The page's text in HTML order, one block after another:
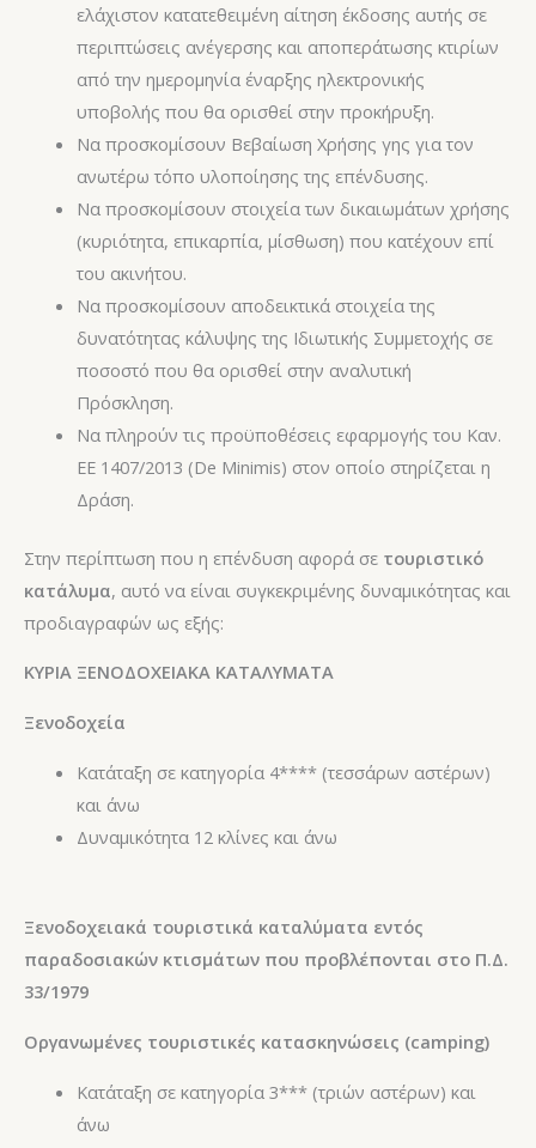
ελάχιστον κατατεθειμένη αίτηση έκδοσης αυτής σε
περιπτώσεις ανέγερσης και αποπεράτωσης κτιρίων
από την ημερομηνία έναρξης ηλεκτρονικής
υποβολής που θα ορισθεί στην προκήρυξη.
Να προσκομίσουν Βεβαίωση Χρήσης γης για τον
ανωτέρω τόπο υλοποίησης της επένδυσης.
Να προσκομίσουν στοιχεία των δικαιωμάτων χρήσης
(κυριότητα, επικαρπία, μίσθωση) που κατέχουν επί
του ακινήτου.
Να προσκομίσουν αποδεικτικά στοιχεία της
δυνατότητας κάλυψης της Ιδιωτικής Συμμετοχής σε
ποσοστό που θα ορισθεί στην αναλυτική
Πρόσκληση.
Να πληρούν τις προϋποθέσεις εφαρμογής του Καν.
ΕΕ 1407/2013 (De Minimis) στον οποίο στηρίζεται η
Δράση.
Στην περίπτωση που η επένδυση αφορά σε τουριστικό
κατάλυμα, αυτό να είναι συγκεκριμένης δυναμικότητας και
προδιαγραφών ως εξής:
ΚΥΡΙΑ ΞΕΝΟΔΟΧΕΙΑΚΑ ΚΑΤΑΛΥΜΑΤΑ
Ξενοδοχεία
Κατάταξη σε κατηγορία 4**** (τεσσάρων αστέρων)
και άνω
Δυναμικότητα 12 κλίνες και άνω
Ξενοδοχειακά τουριστικά καταλύματα εντός
παραδοσιακών κτισμάτων που προβλέπονται στο Π.Δ.
33/1979
Οργανωμένες τουριστικές κατασκηνώσεις (camping)
Κατάταξη σε κατηγορία 3*** (τριών αστέρων) και
άνω